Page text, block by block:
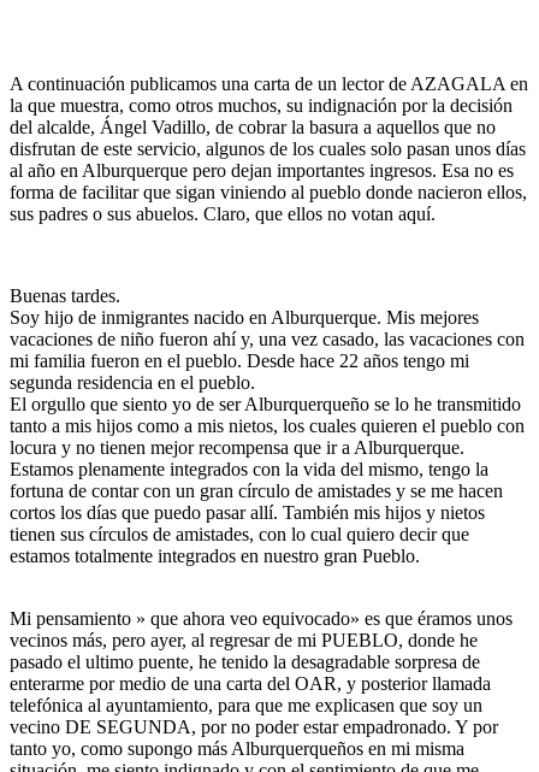
A continuación publicamos una carta de un lector de AZAGALA en
la que muestra, como otros muchos, su indignación por la decisión
del alcalde, Ángel Vadillo, de cobrar la basura a aquellos que no
disfrutan de este servicio, algunos de los cuales solo pasan unos días
al año en Alburquerque pero dejan importantes ingresos. Esa no es
forma de facilitar que sigan viniendo al pueblo donde nacieron ellos,
sus padres o sus abuelos. Claro, que ellos no votan aquí.
Buenas tardes.
Soy hijo de inmigrantes nacido en Alburquerque. Mis mejores
vacaciones de niño fueron ahí y, una vez casado, las vacaciones con
mi familia fueron en el pueblo. Desde hace 22 años tengo mi
segunda residencia en el pueblo.
El orgullo que siento yo de ser Alburquerqueño se lo he transmitido
tanto a mis hijos como a mis nietos, los cuales quieren el pueblo con
locura y no tienen mejor recompensa que ir a Alburquerque.
Estamos plenamente integrados con la vida del mismo, tengo la
fortuna de contar con un gran círculo de amistades y se me hacen
cortos los días que puedo pasar allí. También mis hijos y nietos
tienen sus círculos de amistades, con lo cual quiero decir que
estamos totalmente integrados en nuestro gran Pueblo.
Mi pensamiento » que ahora veo equivocado» es que éramos unos
vecinos más, pero ayer, al regresar de mi PUEBLO, donde he
pasado el ultimo puente, he tenido la desagradable sorpresa de
enterarme por medio de una carta del OAR, y posterior llamada
telefónica al ayuntamiento, para que me explicasen que soy un
vecino DE SEGUNDA, por no poder estar empadronado. Y por
tanto yo, como supongo más Alburquerqueños en mi misma